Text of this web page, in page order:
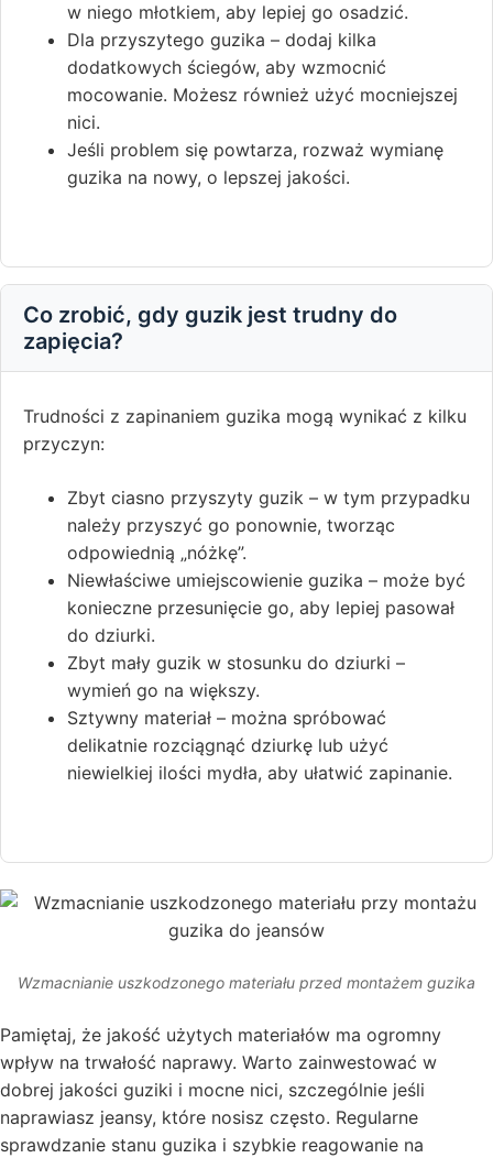
w niego młotkiem, aby lepiej go osadzić.
Dla przyszytego guzika – dodaj kilka
dodatkowych ściegów, aby wzmocnić
mocowanie. Możesz również użyć mocniejszej
nici.
Jeśli problem się powtarza, rozważ wymianę
guzika na nowy, o lepszej jakości.
Co zrobić, gdy guzik jest trudny do
zapięcia?
Trudności z zapinaniem guzika mogą wynikać z kilku
przyczyn:
Zbyt ciasno przyszyty guzik – w tym przypadku
należy przyszyć go ponownie, tworząc
odpowiednią „nóżkę”.
Niewłaściwe umiejscowienie guzika – może być
konieczne przesunięcie go, aby lepiej pasował
do dziurki.
Zbyt mały guzik w stosunku do dziurki –
wymień go na większy.
Sztywny materiał – można spróbować
delikatnie rozciągnąć dziurkę lub użyć
niewielkiej ilości mydła, aby ułatwić zapinanie.
Wzmacnianie uszkodzonego materiału przed montażem guzika
Pamiętaj, że jakość użytych materiałów ma ogromny
wpływ na trwałość naprawy. Warto zainwestować w
dobrej jakości guziki i mocne nici, szczególnie jeśli
naprawiasz jeansy, które nosisz często. Regularne
sprawdzanie stanu guzika i szybkie reagowanie na